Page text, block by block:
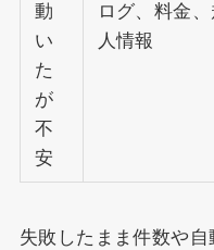
動
い
た
が
不
安
ログ、料金
人情報
失敗したまま件数や